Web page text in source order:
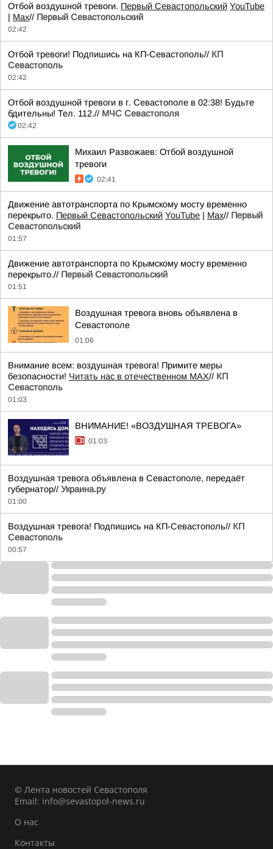
Отбой воздушной тревоги. Первый Севастопольский YouTube
| Max// Первый Севастопольский
02:42
Отбой тревоги! Подпишись на КП-Севастополь// КП
Севастополь
02:42
Отбой воздушной тревоги в г. Севастополе в 02:38! Будьте
бдительны! Тел. 112.// МЧС Севастополя
02:42
Михаил Развожаев: Отбой воздушной
тревоги
02:41
Движение автотранспорта по Крымскому мосту временно
перекрыто. Первый Севастопольский YouTube | Max// Первый
Севастопольский
01:57
Движение автотранспорта по Крымскому мосту временно
перекрыто.// Первый Севастопольский
01:51
Воздушная тревога вновь объявлена в
Севастополе
01:06
Внимание всем: воздушная тревога! Примите меры
безопасности! Читать нас в отечественном MAX// КП
Севастополь
01:03
ВНИМАНИЕ! «ВОЗДУШНАЯ ТРЕВОГА»
01:03
Воздушная тревога объявлена в Севастополе, передаёт
губернатор// Украина.ру
01:00
Воздушная тревога! Подпишись на КП-Севастополь// КП
Севастополь
00:57
© Лента новостей Севастополя
Email: info@sevastopol-news.ru
О нас
Контакты